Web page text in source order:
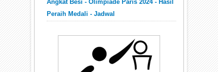
Angkat Besi - Olimpiade Paris 2024 - Hasil
Peraih Medali - Jadwal